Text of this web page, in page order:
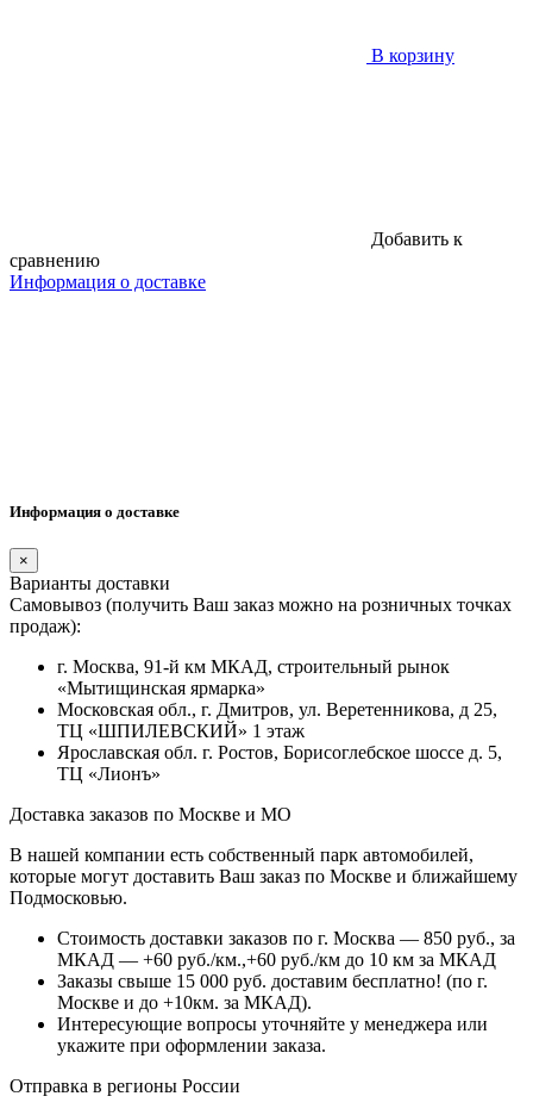
В корзину
Добавить к
сравнению
Информация о доставке
Информация о доставке
×
Варианты доставки
Самовывоз (получить Ваш заказ можно на розничных точках
продаж):
г. Москва, 91-й км МКАД, строительный рынок
«Мытищинская ярмарка»
Московская обл., г. Дмитров, ул. Веретенникова, д 25,
ТЦ «ШПИЛЕВСКИЙ» 1 этаж
Ярославская обл. г. Ростов, Борисоглебское шоссе д. 5,
ТЦ «Лионъ»
Доставка заказов по Москве и МО
В нашей компании есть собственный парк автомобилей,
которые могут доставить Ваш заказ по Москве и ближайшему
Подмосковью.
Стоимость доставки заказов по г. Москва — 850 руб., за
МКАД — +60 руб./км.,+60 руб./км до 10 км за МКАД
Заказы свыше 15 000 руб. доставим бесплатно! (по г.
Москве и до +10км. за МКАД).
Интересующие вопросы уточняйте у менеджера или
укажите при оформлении заказа.
Отправка в регионы России